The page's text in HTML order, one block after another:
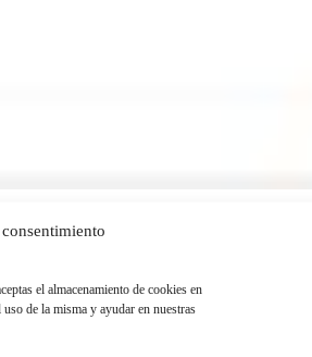
el almacenamiento de cookies en
de la misma y ayudar en nuestras